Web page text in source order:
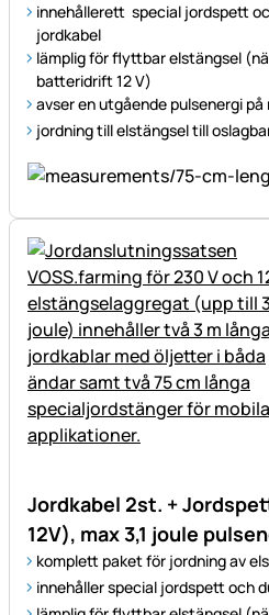
innehållerett special jordspett
jordkabel
lämplig för flyttbar elstängsel
batteridrift 12 V)
avser en utgående pulsenergi på
jordning till elstängsel till
Jordkabel 2st. +
12V), max 3,1 joule
komplett paket för jordning av
innehåller special jordspett och